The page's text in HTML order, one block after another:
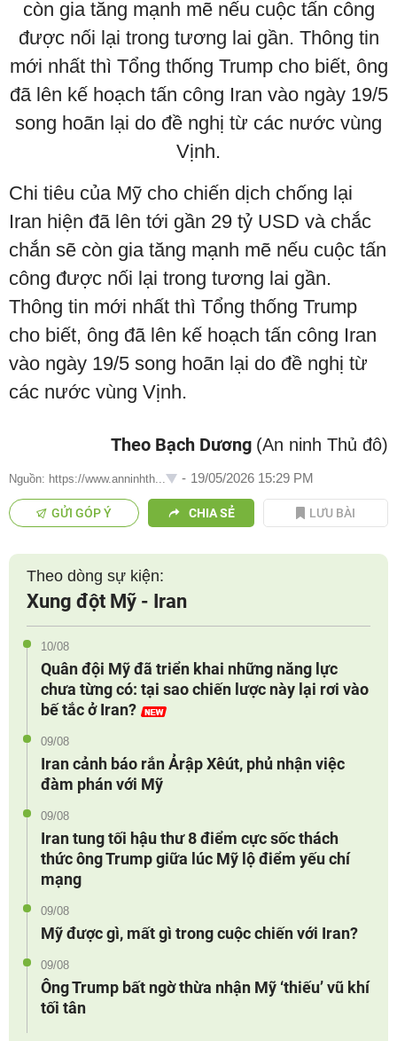
Chi tiêu của Mỹ cho chiến dịch chống lại
Iran hiện đã lên tới gần 29 tỷ USD và chắc
chắn sẽ còn gia tăng mạnh mẽ nếu cuộc tấn
công được nối lại trong tương lai gần.
Thông tin mới nhất thì Tổng thống Trump
cho biết, ông đã lên kế hoạch tấn công Iran
vào ngày 19/5 song hoãn lại do đề nghị từ
các nước vùng Vịnh.
Theo Bạch Dương (An ninh Thủ đô)
Nguồn: https://www.anninhth... - 19/05/2026 15:29 PM
GỬI GÓP Ý CHIA SẺ LƯU BÀI
Theo dòng sự kiện:
Xung đột Mỹ - Iran
10/08
Quân đội Mỹ đã triển khai những năng lực
chưa từng có: tại sao chiến lược này lại rơi vào
bế tắc ở Iran?
09/08
Iran cảnh báo rắn Ảrập Xêút, phủ nhận việc
đàm phán với Mỹ
09/08
Iran tung tối hậu thư 8 điểm cực sốc thách
thức ông Trump giữa lúc Mỹ lộ điểm yếu chí
mạng
09/08
Mỹ được gì, mất gì trong cuộc chiến với Iran?
09/08
Ông Trump bất ngờ thừa nhận Mỹ ‘thiếu’ vũ khí
tối tân